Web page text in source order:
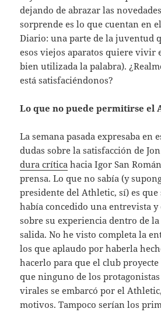
dejando de abrazar las
sorprende es lo que cuentan en
Diario: una parte de la juventud
esos viejos aparatos quiere vivir
bien utilizada la palabra).
está satisfaciéndonos?
Lo que no puede permitirse el
La semana pasada expresaba en
dudas sobre la satisfacción de
dura crítica hacia Igor San
prensa. Lo que no sabía (y
presidente del Athletic, sí) es
había concedido una entrevista
sobre su experiencia dentro de
salida. No he visto completa la
los que aplaudo por haberla
hacerlo para que el club
que ninguno de los
virales se embarcó por el
motivos. Tampoco serían los